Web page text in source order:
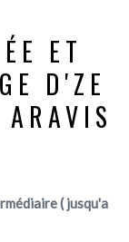
ET
D'ZE
( jusqu'a